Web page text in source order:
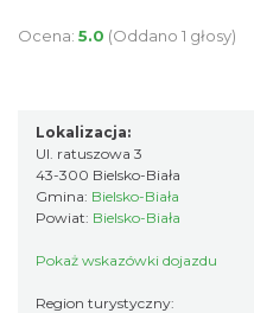
Ocena: 5.0 (Oddano 1 głosy)
Lokalizacja:
Ul. ratuszowa 3
43-300 Bielsko-Biała
Gmina: Bielsko-Biała
Powiat: Bielsko-Biała
Pokaż wskazówki dojazdu
Region turystyczny: